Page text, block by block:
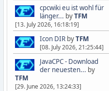
cpcwiki eu ist wohl für
länger... byTFM
[13. July 2026, 16:18:19]
Icon DIR byTFM
[08. July 2026, 21:25:44]
JavaCPC - Download
der neuesten... by
TFM
[29. June 2026, 13:24:33]